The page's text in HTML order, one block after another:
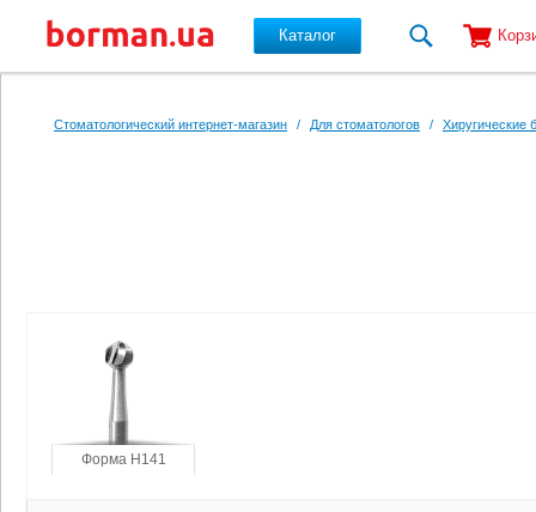
Каталог
Стоматологический интернет-магазин / Для стоматологов / Хиругические
Форма H141